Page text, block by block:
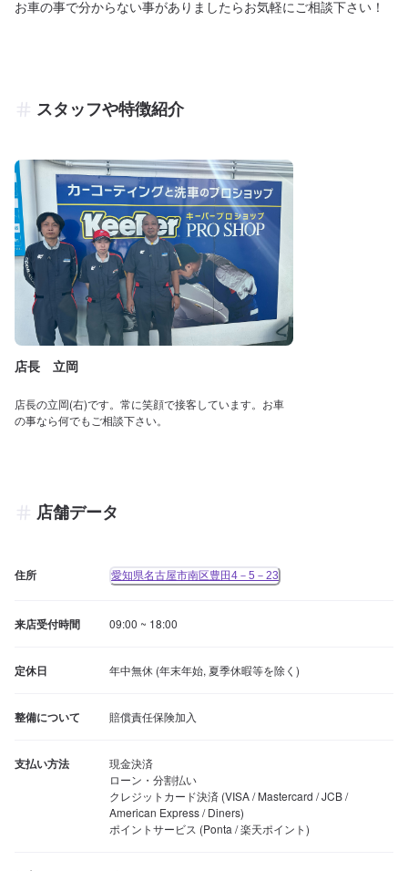
スタッフや特徴紹介
店長 立岡
店長の立岡(右)です。常に笑顔で接客しています。お車
の事なら何でもご相談下さい。
店舗データ
住所 愛知県名古屋市南区豊田4－5－23
来店受付時間 09:00 ~ 18:00
定休日 年中無休 (年末年始, 夏季休暇等を除く)
整備について 賠償責任保険加入
支払い方法
現金決済
ローン・分割払い
クレジットカード決済 (VISA / Mastercard / JCB /
American Express / Diners)
ポイントサービス (Ponta / 楽天ポイント)